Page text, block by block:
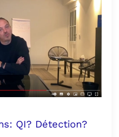
QI? Détection?